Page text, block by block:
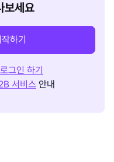
보세요
하기
로그인 하기
서비스 안내